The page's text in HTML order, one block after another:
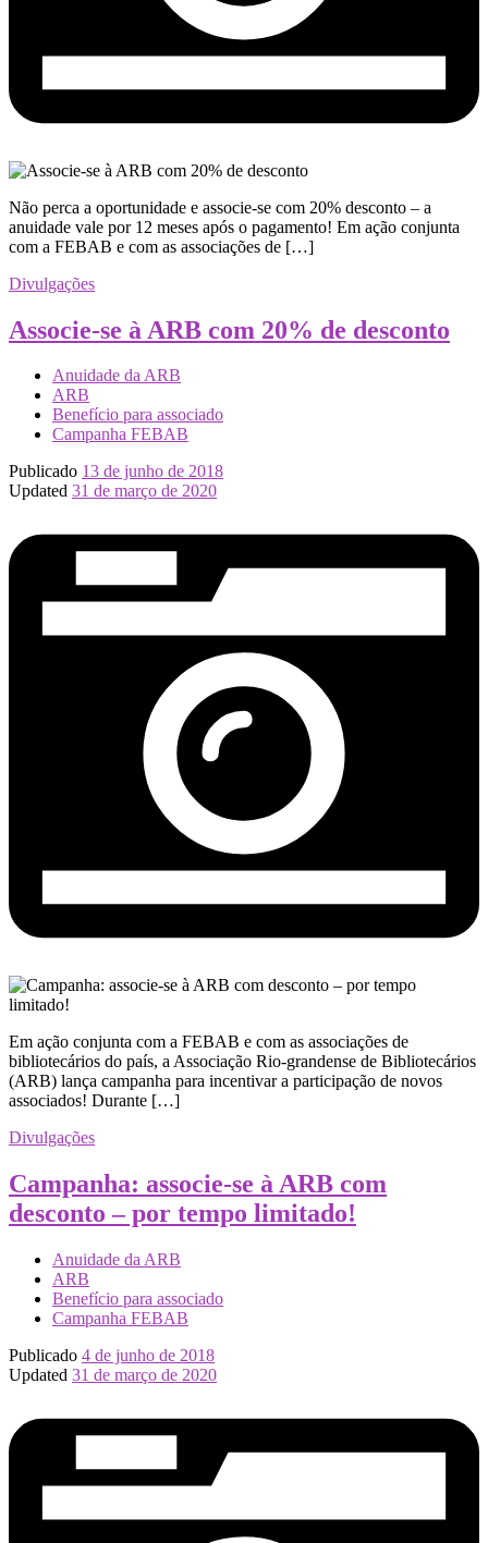
Não perca a oportunidade e associe-se com 20% desconto – a
anuidade vale por 12 meses após o pagamento! Em ação conjunta
com a FEBAB e com as associações de […]
Divulgações
Associe-se à ARB com 20% de desconto
Anuidade da ARB
ARB
Benefício para associado
Campanha FEBAB
Publicado 13 de junho de 2018
Updated 31 de março de 2020
Em ação conjunta com a FEBAB e com as associações de
bibliotecários do país, a Associação Rio-grandense de Bibliotecários
(ARB) lança campanha para incentivar a participação de novos
associados! Durante […]
Divulgações
Campanha: associe-se à ARB com
desconto – por tempo limitado!
Anuidade da ARB
ARB
Benefício para associado
Campanha FEBAB
Publicado 4 de junho de 2018
Updated 31 de março de 2020